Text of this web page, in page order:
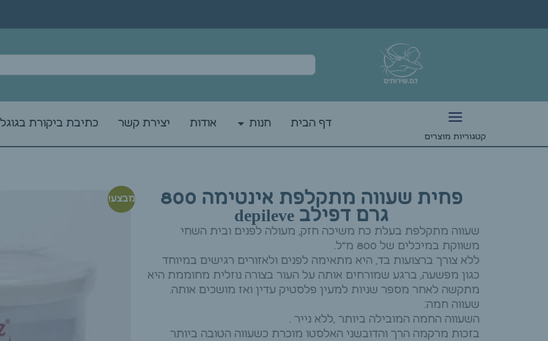
קטגוריות מוצרים
דף הבית חנות אודות יצירת קשר כתיבת ביקורת בגוגל
פחית שעווה מתקלפת אינטימה 800
גרם דפילב depileve
שעווה מתקלפת בעלת כח משיכה חזק, מעולה לפנים ובית השחי
משווקת במיכלים של 800 מ"ל.
ללא צורך ברצועות בד, היא מתאימה לפנים ולאזורים רגישים במיוחד
כגון מפשעה, ברגע שמורחים אותה על העור בצורה נוזלית מחוממת היא
מתקשה לאחר מספר שניות למעין פלסטיק עדין ואז מושכים אותה.
שעווה חמה:
השעווה החמה המובילה ביותר ,ללא נייר .
בזכות מרקמה הרך והדובשני האלסטו מוכרת כשעווה הטובה ביותר
מבצע!